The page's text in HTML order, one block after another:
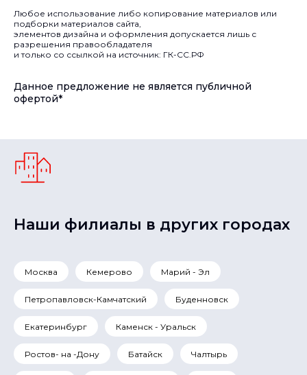
Любое использование либо копирование материалов или
подборки материалов сайта,
элементов дизайна и оформления допускается лишь с
разрешения правообладателя
и только со ссылкой на источник: ГК-СС.РФ
Данное предложение не является публичной
офертой*
Наши филиалы в других городах
Москва Кемерово Марий - Эл
Петропавловск-Камчатский Буденновск
Екатеринбург Каменск - Уральск
Ростов- на -Дону Батайск Чалтырь